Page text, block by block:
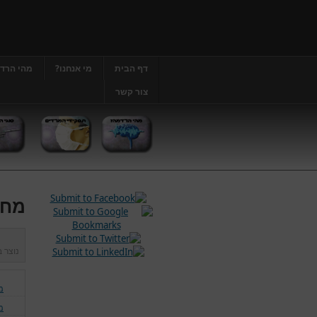
דף הבית מי אנחנו? מהי
צור קשר
נוצר